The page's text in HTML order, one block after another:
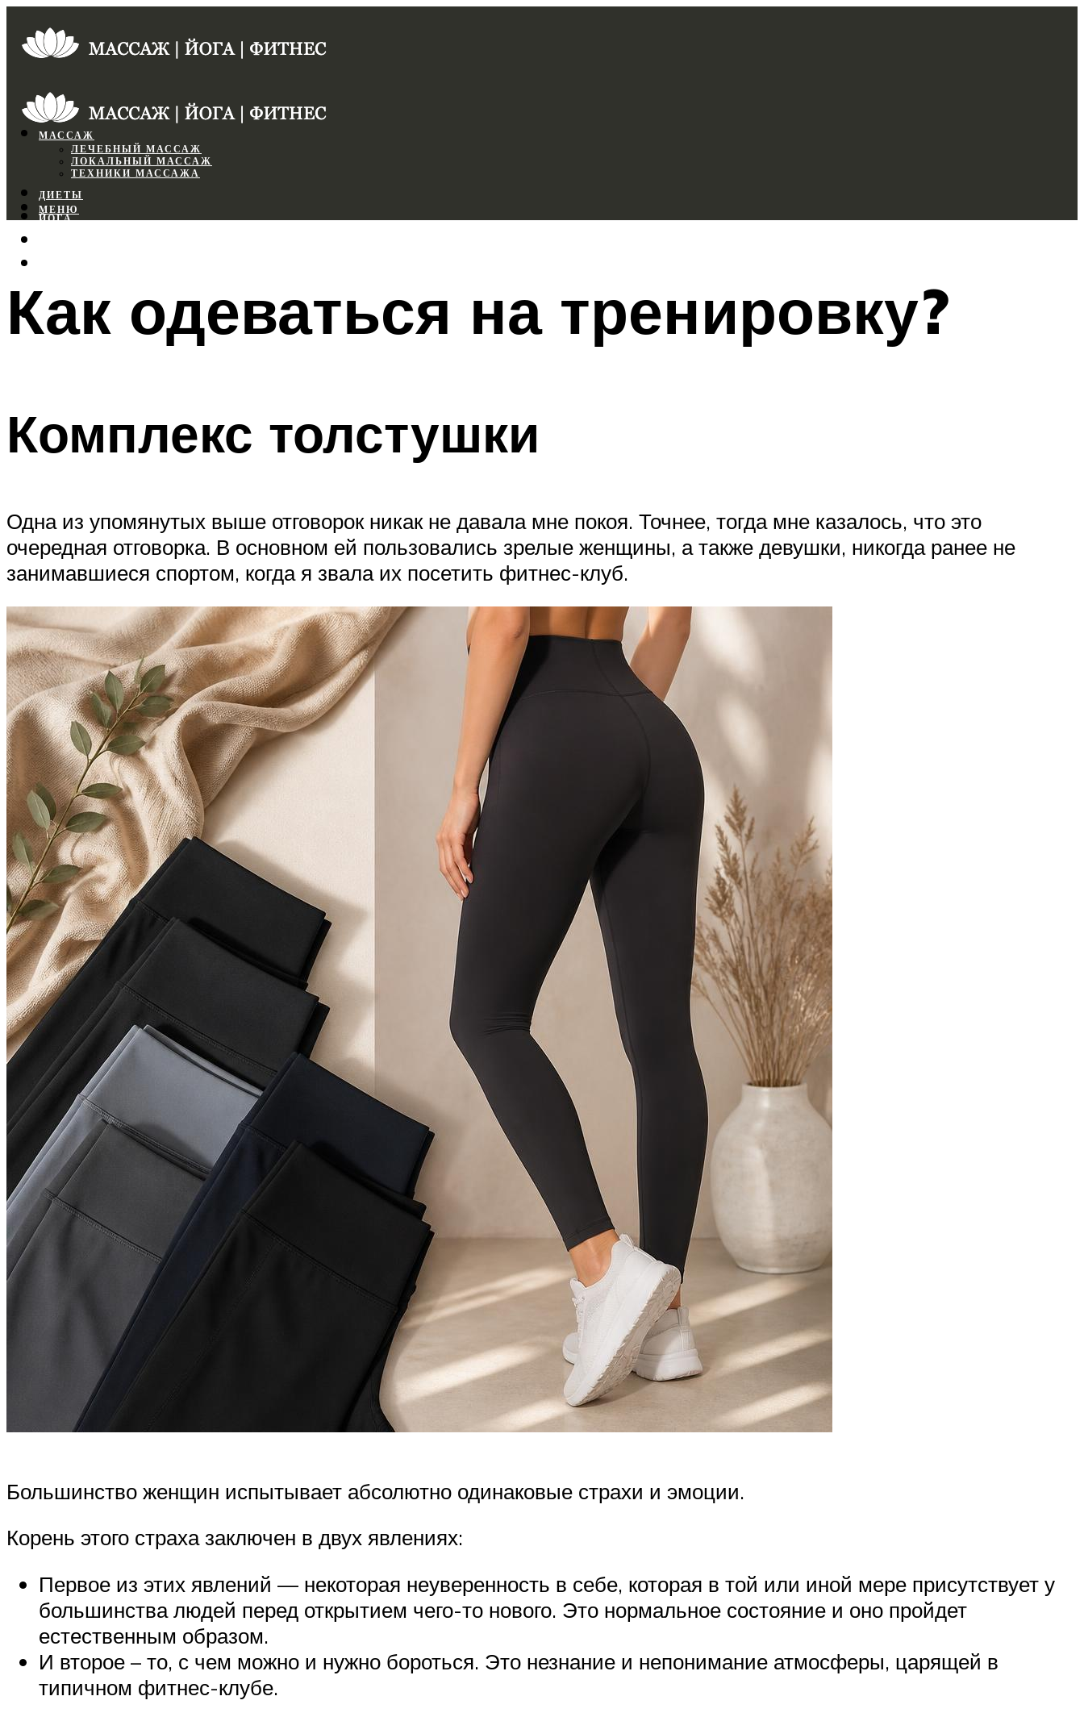
МАССАЖ
ЛЕЧЕБНЫЙ МАССАЖ
ЛОКАЛЬНЫЙ МАССАЖ
ТЕХНИКИ МАССАЖА
ДИЕТЫ
ЙОГА
МЕНЮ
МЕНЮ
Как одеваться на тренировку?
Комплекс толстушки
Одна из упомянутых выше отговорок никак не давала мне покоя. Точнее, тогда мне казалось, что это
очередная отговорка. В основном ей пользовались зрелые женщины, а также девушки, никогда ранее не
занимавшиеся спортом, когда я звала их посетить фитнес-клуб.
Большинство женщин испытывает абсолютно одинаковые страхи и эмоции.
Корень этого страха заключен в двух явлениях:
Первое из этих явлений — некоторая неуверенность в себе, которая в той или иной мере присутствует у
большинства людей перед открытием чего-то нового. Это нормальное состояние и оно пройдет
естественным образом.
И второе – то, с чем можно и нужно бороться. Это незнание и непонимание атмосферы, царящей в
типичном фитнес-клубе.